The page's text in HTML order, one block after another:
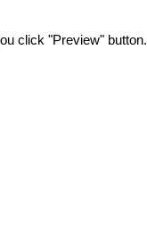
click "Preview" button.